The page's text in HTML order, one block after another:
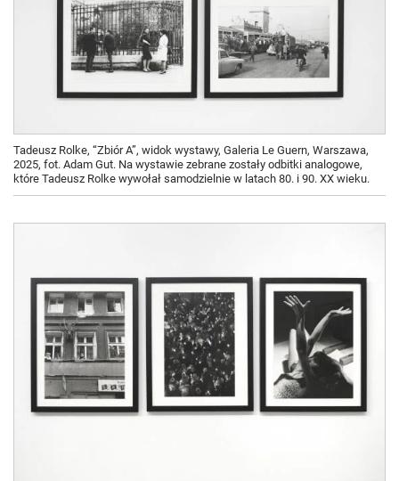
Tadeusz Rolke, “Zbiór A”, widok wystawy, Galeria Le Guern, Warszawa,
2025, fot. Adam Gut. Na wystawie zebrane zostały odbitki analogowe,
które Tadeusz Rolke wywołał samodzielnie w latach 80. i 90. XX wieku.